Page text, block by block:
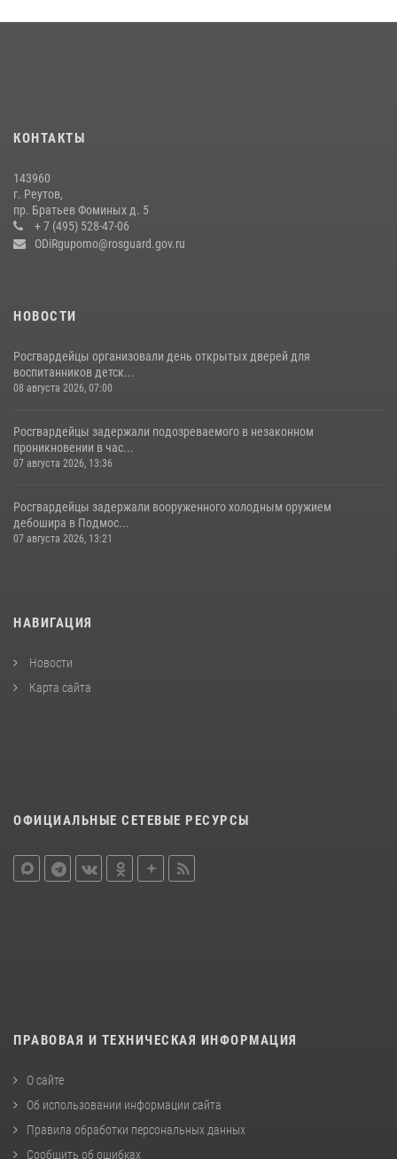
18 июля 2026, 07:03
сотрудников спецподразделений в преодолении полосы
препятствий со стрельбой
14 июля 2026, 15:13
КОНТАКТЫ
143960
г. Реутов,
пр. Братьев Фоминых д. 5
+ 7 (495) 528-47-06
ODiRgupomo@rosguard.gov.ru
НОВОСТИ
Росгвардейцы организовали день открытых дверей для
воспитанников детск...
08 августа 2026, 07:00
Росгвардейцы задержали подозреваемого в незаконном
проникновении в час...
07 августа 2026, 13:36
Росгвардейцы задержали вооруженного холодным оружием
дебошира в Подмос...
07 августа 2026, 13:21
НАВИГАЦИЯ
Новости
Карта сайта
ОФИЦИАЛЬНЫЕ СЕТЕВЫЕ РЕСУРСЫ
ПРАВОВАЯ И ТЕХНИЧЕСКАЯ ИНФОРМАЦИЯ
О сайте
Об использовании информации сайта
Правила обработки персональных данных
Сообщить об ошибках